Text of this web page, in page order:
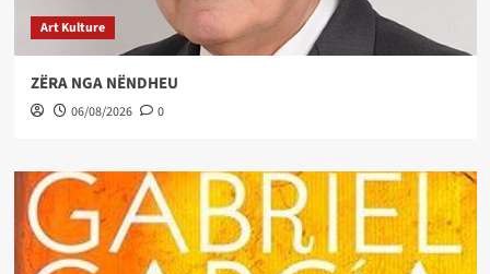
Art Kulture
ZËRA NGA NËNDHEU
06/08/2026 0